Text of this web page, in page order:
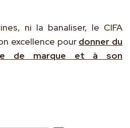
ni la banaliser, le CIFA
excellence pour donner du
de marque et à son